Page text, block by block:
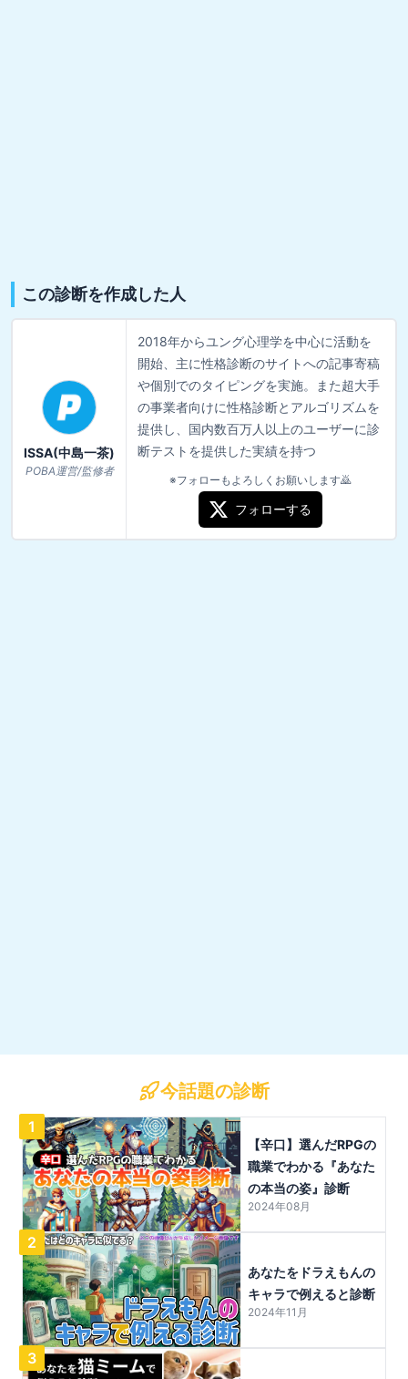
この診断を作成した人
ISSA(中島一茶)
POBA運営/監修者
2018年からユング心理学を中心に活動を
開始、主に性格診断のサイトへの記事寄稿
や個別でのタイピングを実施。また超大手
の事業者向けに性格診断とアルゴリズムを
提供し、国内数百万人以上のユーザーに診
断テストを提供した実績を持つ
※フォローもよろしくお願いします🙇
フォローする
今話題の診断
1
【辛口】選んだRPGの
職業でわかる『あなた
の本当の姿』診断
2024年08月
2
あなたをドラえもんの
キャラで例えると診断
2024年11月
3